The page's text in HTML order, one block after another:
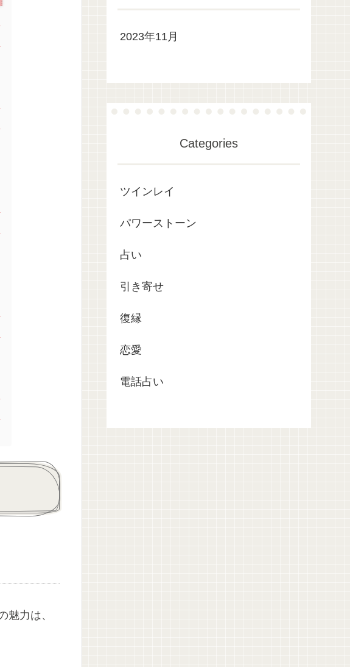
魅力は、
2023年11月
Categories
ツインレイ
パワーストーン
占い
引き寄せ
復縁
恋愛
電話占い